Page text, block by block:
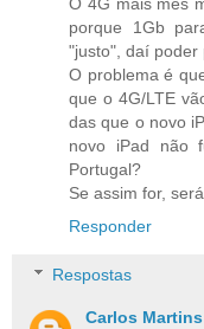
porque 1Gb
"justo", daí poder
O problema é
que o 4G/LTE
das que o novo
novo iPad não
Portugal?
Se assim for,
Responder
Respostas
Carlos Martins